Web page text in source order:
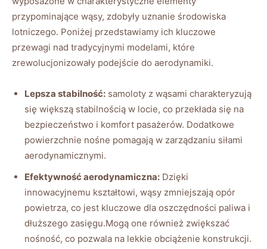
przypominające wąsy, zdobyły uznanie środowiska‌
lotniczego. Poniżej przedstawiamy ich kluczowe
przewagi‌ nad tradycyjnymi modelami, które
zrewolucjonizowały podejście do aerodynamiki.
Lepsza stabilność: samoloty z ‍wąsami charakteryzują
się ⁣większą stabilnością w locie, co⁢ przekłada się na
bezpieczeństwo i komfort pasażerów. Dodatkowe
powierzchnie nośne pomagają w zarządzaniu siłami
‌aerodynamicznymi.
Efektywność aerodynamiczna: Dzięki
innowacyjnemu kształtowi, wąsy zmniejszają opór
powietrza, co jest​ kluczowe dla oszczędności paliwa i
dłuższego zasięgu.Mogą one również zwiększać
nośność, co pozwala na lekkie obciążenie konstrukcji.